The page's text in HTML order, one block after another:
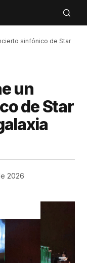
sinfónico de Star
un
de Star
2026